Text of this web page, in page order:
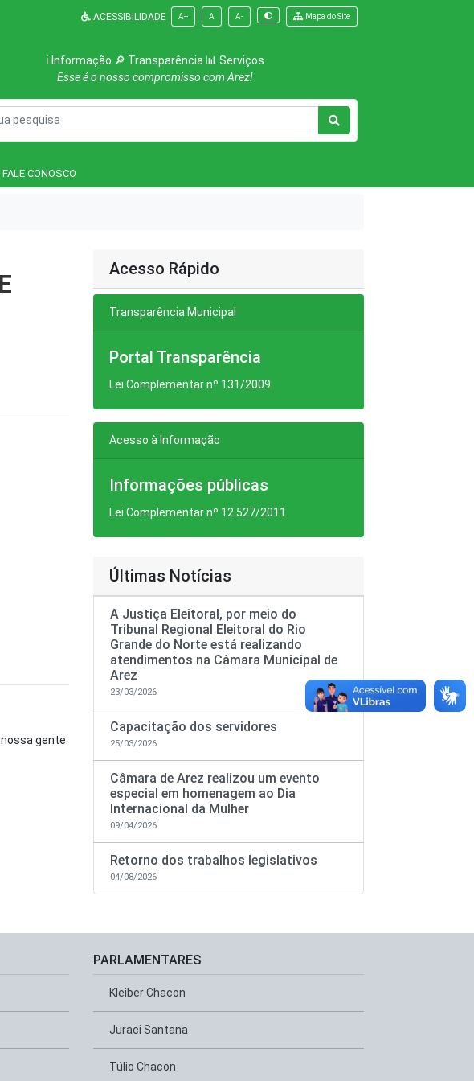
ACESSIBILIDADE A+ A A- Mapa do Site
ℹ️ Informação 🔎 Transparência 📊 Serviços
Esse é o nosso compromisso com Arez!
FALE CONOSCO
gente.
Acesso Rápido
Transparência Municipal
Portal Transparência
Lei Complementar nº 131/2009
Acesso à Informação
Informações públicas
Lei Complementar nº 12.527/2011
Últimas Notícias
A Justiça Eleitoral, por meio do
Tribunal Regional Eleitoral do Rio
Grande do Norte está realizando
atendimentos na Câmara Municipal de
Arez
23/03/2026
Capacitação dos servidores
25/03/2026
Câmara de Arez realizou um evento
especial em homenagem ao Dia
Internacional da Mulher
09/04/2026
Retorno dos trabalhos legislativos
04/08/2026
PARLAMENTARES
Kleiber Chacon
Juraci Santana
Túlio Chacon